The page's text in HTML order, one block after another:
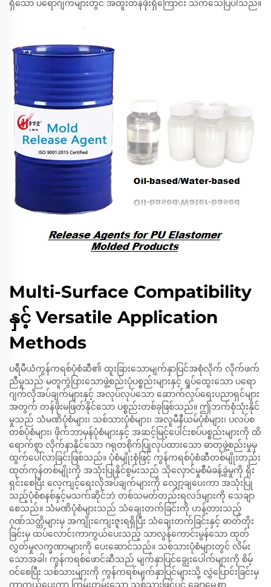
ရှိသော ပရောဂျက်များတွင် အထူးတန်ဖိုးရှိကြောင်း သက်သေပြပါသည်။
Multi-Surface Compatibility
နှင့် Versatile Application
Methods
ပရီမီယံကွန်ကရစ်ပုံစံဆီ၏ ထူးခြားသောမျက်နှာပြင်အစုံလိုက် လိုက်ဖက်
ညီမှုသည် မတူကွဲပြားသောဖွဲ့စည်းပုံပစ္စည်းများနှင့် ရှုပ်ထွေးသော ပရော
ဂျက်လိုအပ်ချက်များနှင့် အလုပ်လုပ်သော ဆောက်လုပ်ရေးပညာရှင်များ
အတွက် တန်ဖိုးမဖြတ်နိုင်သော ပစ္စည်းတစ်ခုဖြစ်သည်။ ဤဘက်စုံသုံးနိုင်
မှုသည် သံမဏိပုံစံများ၊ သစ်သားပုံစံများ၊ အလူမီနီယမ်ပုံစံများ၊ ပလပ်စ
တစ်ပုံစံများ၊ ဖိုက်ဘာမှန်ပုံစံများနှင့် အဆင့်မြင့်ပေါင်းစပ်ပစ္စည်းများကို ထိ
ရောက်စွာ လိုက်နာနိုင်သော ဂရုတစိုက်ပြုလုပ်ထားသော ဓာတုဖွဲ့စည်းမှုမှ
ထွက်ပေါ်လာခြင်းဖြစ်သည်။ ပုံစံမျိုးစုံဖြင့် ကွန်ကရစ်ပုံစံဆီတစ်မျိုးတည်း
ထုတ်ကုန်တစ်မျိုးကို အသုံးပြုနိုင်စွမ်းသည် သိုလှောင်မှုစီမံခန့်ခွဲမှုကို ရိုး
ရှင်းစေပြီး လေ့ကျင့်ရေးလိုအပ်ချက်များကို လျှော့ချပေးကာ အသုံးပြု
သည့်ပုံစံစနစ်နှင့်မသက်ဆိုင်ဘဲ တစ်သမတ်တည်းရလဒ်များကို သေချာ
စေသည်။ သံမဏိပုံစံများသည် သံချေးတက်ခြင်းကို ဟန့်တားသည့်
ဂုဏ်သတ္တိများမှ အကျိုးကျေးဇူးရရှိပြီး သံချေးတက်ခြင်းနှင့် ဓာတ်တိုး
ခြင်းမှ ထပ်လောင်းကာကွယ်ပေးသည့် သာလွန်ကောင်းမွန်သော ထုတ်
လွှတ်မှုလက္ခဏာများကို ပေးဆောင်သည်။ သစ်သားပုံစံများတွင် လိမ်း
သောအခါ၊ ကွန်ကရစ်ဖောင်ဆီသည် မျက်နှာပြင်ချွေးပေါက်များကို စိမ့်
ဝင်စေပြီး သစ်သားများကို ကွန်ကရစ်မျက်နှာပြင်များသို့ လွှဲပြောင်းခြင်းမှ
ကာကွယ်ပေးကာ ကြမ်းတမ်းသော သစ်သားဖြင့်ပင် ချောမွေ့စွာ